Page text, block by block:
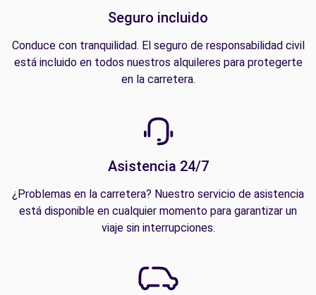
Seguro incluido
Conduce con tranquilidad. El seguro de responsabilidad civil
está incluido en todos nuestros alquileres para protegerte
en la carretera.
Asistencia 24/7
¿Problemas en la carretera? Nuestro servicio de asistencia
está disponible en cualquier momento para garantizar un
viaje sin interrupciones.